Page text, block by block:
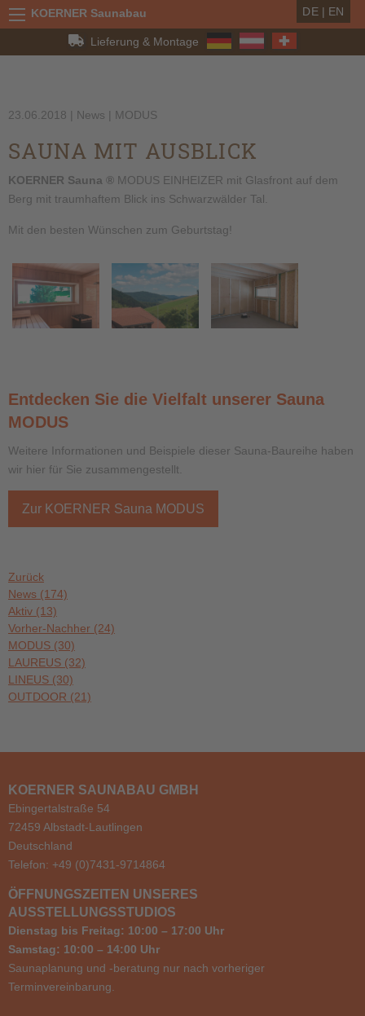
KOERNER Saunabau DE | EN
Lieferung & Montage
23.06.2018 | News | MODUS
SAUNA MIT AUSBLICK
KOERNER Sauna ®MODUS EINHEIZER mit Glasfront auf dem
Berg mit traumhaftem Blick ins Schwarzwälder Tal.
Mit den besten Wünschen zum Geburtstag!
Entdecken Sie die Vielfalt unserer Sauna
MODUS
Weitere Informationen und Beispiele dieser Sauna-Baureihe haben
wir hier für Sie zusammengestellt.
Zur KOERNER Sauna MODUS
Zurück
News (174)
Aktiv (13)
Vorher-Nachher (24)
MODUS (30)
LAUREUS (32)
LINEUS (30)
OUTDOOR (21)
KOERNER SAUNABAU GMBH
Ebingertalstraße 54
72459 Albstadt-Lautlingen
Deutschland
Telefon: +49 (0)7431-9714864
ÖFFNUNGSZEITEN UNSERES
AUSSTELLUNGSSTUDIOS
Dienstag bis Freitag: 10:00 – 17:00 Uhr
Samstag: 10:00 – 14:00 Uhr
Saunaplanung und -beratung nur nach vorheriger
Terminvereinbarung.